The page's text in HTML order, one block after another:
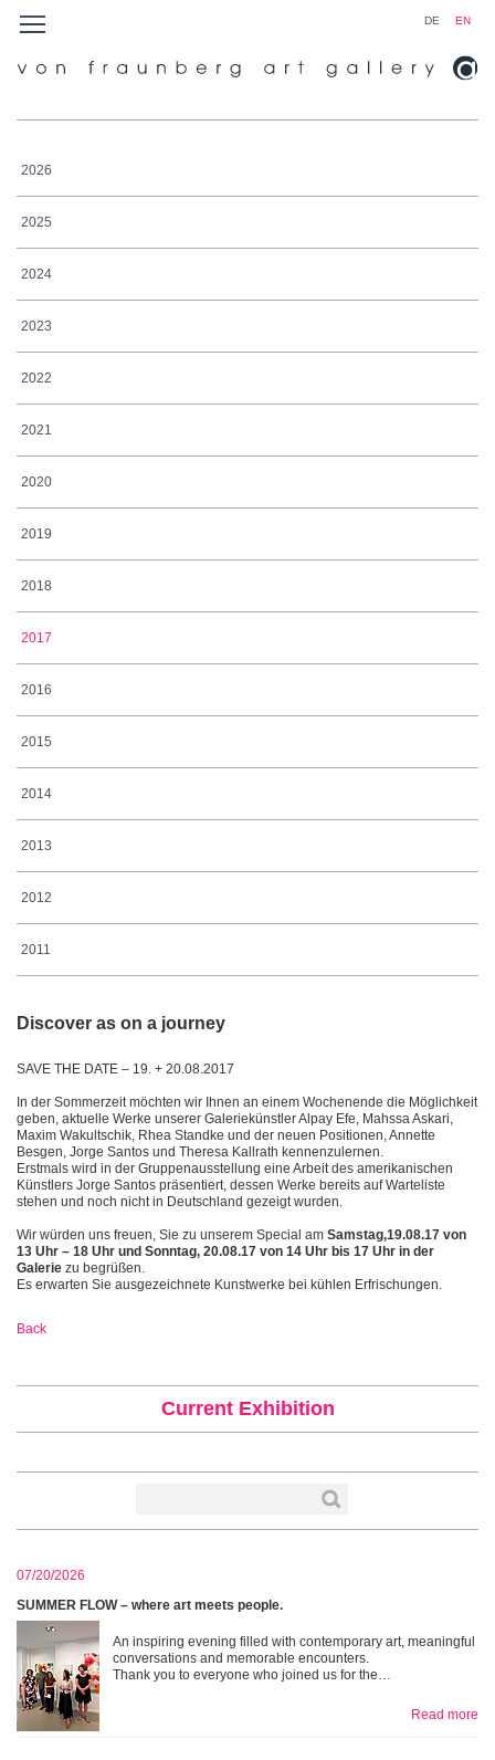
DE EN
2026
2025
2024
2023
2022
2021
2020
2019
2018
2017
2016
2015
2014
2013
2012
2011
Discover as on a journey
SAVE THE DATE – 19. + 20.08.2017
In der Sommerzeit möchten wir Ihnen an einem Wochenende die Möglichkeit
geben, aktuelle Werke unserer Galeriekünstler Alpay Efe, Mahssa Askari,
Maxim Wakultschik, Rhea Standke und der neuen Positionen, Annette
Besgen, Jorge Santos und Theresa Kallrath kennenzulernen.
Erstmals wird in der Gruppenausstellung eine Arbeit des amerikanischen
Künstlers Jorge Santos präsentiert, dessen Werke bereits auf Warteliste
stehen und noch nicht in Deutschland gezeigt wurden.
Wir würden uns freuen, Sie zu unserem Special am Samstag,19.08.17 von
13 Uhr – 18 Uhr und Sonntag, 20.08.17 von 14 Uhr bis 17 Uhr in der
Galerie zu begrüßen.
Es erwarten Sie ausgezeichnete Kunstwerke bei kühlen Erfrischungen.
Back
Current Exhibition
07/20/2026
SUMMER FLOW – where art meets people.
An inspiring evening filled with contemporary art, meaningful
conversations and memorable encounters.
Thank you to everyone who joined us for the…
Read more